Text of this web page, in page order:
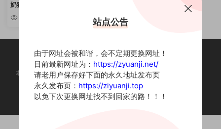
奶狮不咬人 – 帅气迷人写真合集
[持续更新]
本站为摄影写真图片网站，内容来自网络收集整理，仅作个人学习使用。
如有违法内容请联系删除
Copyright © 2022 资源集
站点公告
由于网址会被和谐，会不定期更换网址！
目前最新网址为： https://zyuanji.net/
请老用户保存好下面的永久地址发布页
永久发布页： https://ziyuanji.top
以免下次更换网址找不到回家的路！！！